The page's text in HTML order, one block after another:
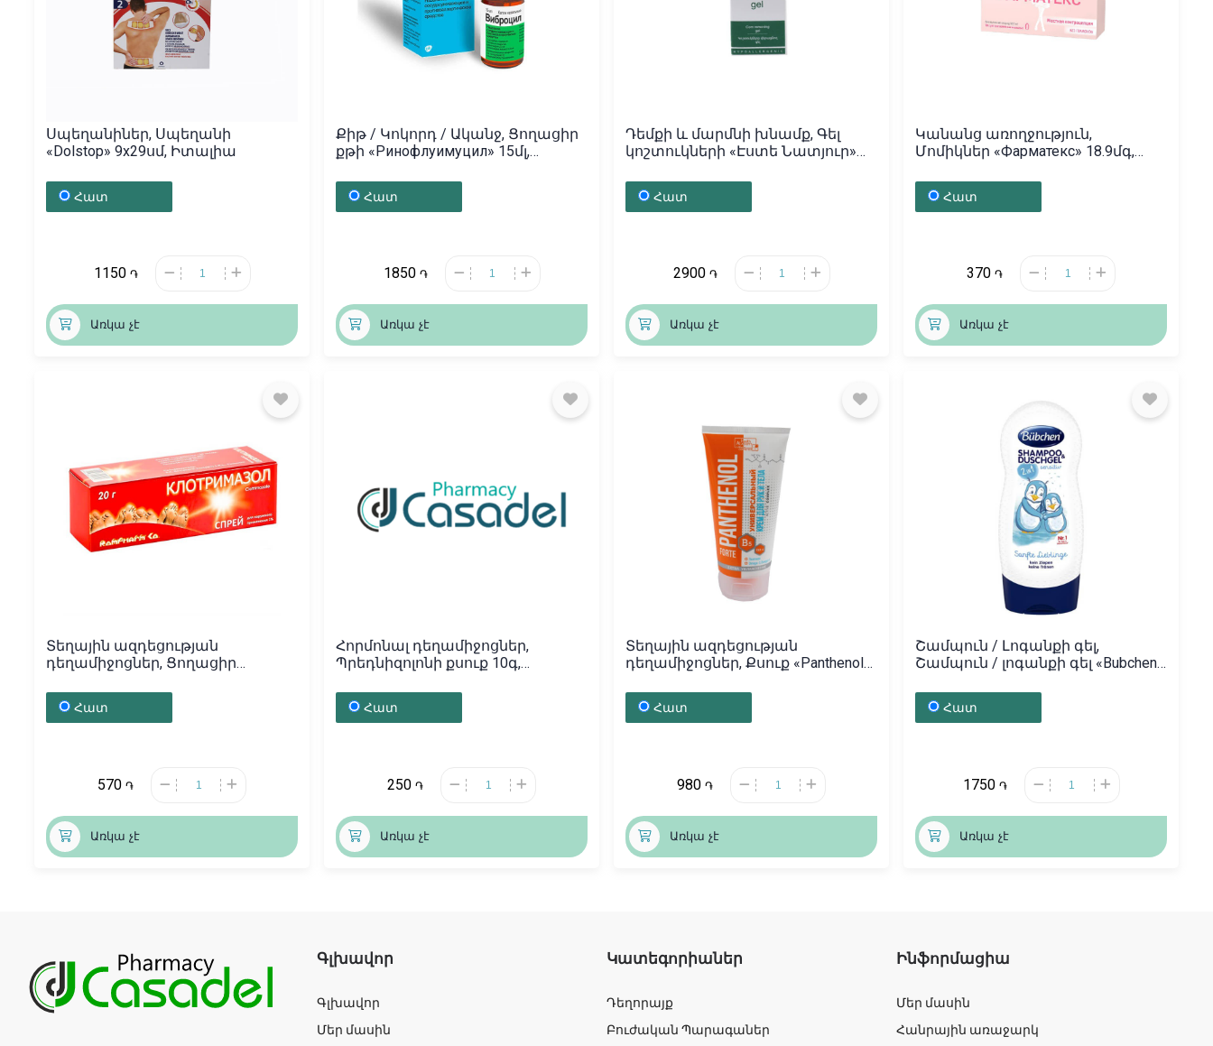
Սպեղանիներ, Սպեղանի
«Dolstop» 9x29սմ, Իտալիա
Հատ
1150 ֏
Առկա չէ
Քիթ / Կոկորդ / Ականջ, Ցողացիր
քթի «Ринофлуимуцил» 15մլ,
Հատ
1850 ֏
Առկա չէ
Դեմքի և մարմնի խնամք, Գել
կոշտուկների «Էստե Նատյուր»
Հատ
2900 ֏
Առկա չէ
Կանանց առողջություն,
Մոմիկներ «Фарматекс» 18.9մգ,
Հատ
370 ֏
Առկա չէ
Տեղային ազդեցության
դեղամիջոցներ, Ցողացիր
Հատ
570 ֏
Առկա չէ
Հորմոնալ դեղամիջոցներ,
Պրեդնիզոլոնի քսուք 10գ,
Հատ
250 ֏
Առկա չէ
Տեղային ազդեցության
դեղամիջոցներ, Քսուք «Panthenol»
Հատ
980 ֏
Առկա չէ
Շամպուն / Լոգանքի գել,
Շամպուն / լոգանքի գել «Bubchen»
Հատ
1750 ֏
Առկա չէ
Գլխավոր
Գլխավոր
Մեր մասին
Կատեգորիաներ
Դեղորայք
Բուժական Պարագաներ
Ինֆորմացիա
Մեր մասին
Հանրային առաջարկ